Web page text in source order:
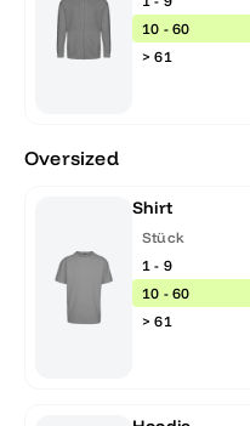
10 - 60
> 61
Oversized
Shirt
Stück
1 - 9
10 - 60
> 61